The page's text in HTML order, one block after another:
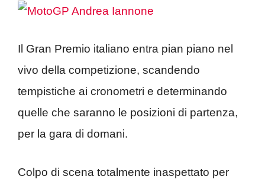
Il Gran Premio italiano entra pian piano nel
vivo della competizione, scandendo
tempistiche ai cronometri e determinando
quelle che saranno le posizioni di partenza,
per la gara di domani.
Colpo di scena totalmente inaspettato per